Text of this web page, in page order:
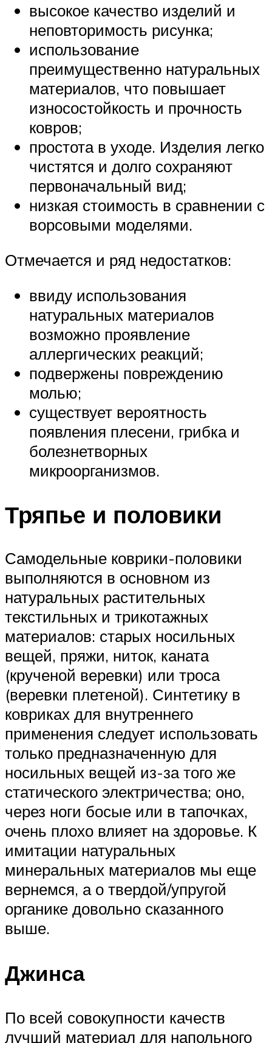
высокое качество изделий и
неповторимость рисунка;
использование
преимущественно натуральных
материалов, что повышает
износостойкость и прочность
ковров;
простота в уходе. Изделия легко
чистятся и долго сохраняют
первоначальный вид;
низкая стоимость в сравнении с
ворсовыми моделями.
Отмечается и ряд недостатков:
ввиду использования
натуральных материалов
возможно проявление
аллергических реакций;
подвержены повреждению
молью;
существует вероятность
появления плесени, грибка и
болезнетворных
микроорганизмов.
Тряпье и половики
Самодельные коврики-половики
выполняются в основном из
натуральных растительных
текстильных и трикотажных
материалов: старых носильных
вещей, пряжи, ниток, каната
(крученой веревки) или троса
(веревки плетеной). Синтетику в
ковриках для внутреннего
применения следует использовать
только предназначенную для
носильных вещей из-за того же
статического электричества; оно,
через ноги босые или в тапочках,
очень плохо влияет на здоровье. К
имитации натуральных
минеральных материалов мы еще
вернемся, а о твердой/упругой
органике довольно сказанного
выше.
Джинса
По всей совокупности качеств
лучший материал для напольного